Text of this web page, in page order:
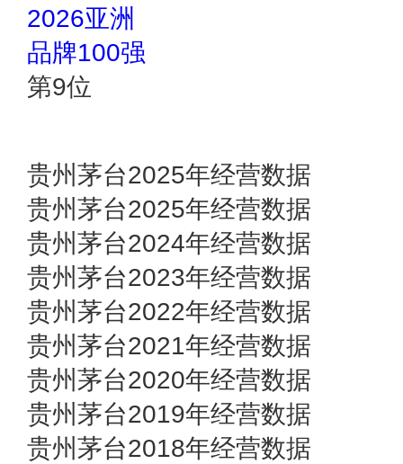
2026亚洲
品牌100强
第9位
贵州茅台2025年经营数据
贵州茅台2025年经营数据
贵州茅台2024年经营数据
贵州茅台2023年经营数据
贵州茅台2022年经营数据
贵州茅台2021年经营数据
贵州茅台2020年经营数据
贵州茅台2019年经营数据
贵州茅台2018年经营数据